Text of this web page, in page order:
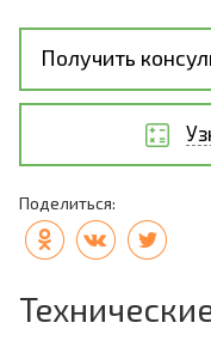
Получить
Поделиться: